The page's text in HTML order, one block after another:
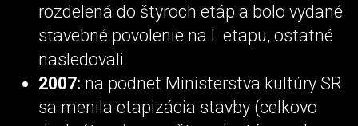
rozdelená do štyroch etáp a bolo vydané
stavebné povolenie na I. etapu, ostatné
nasledovali
2007: na podnet Ministerstva kultúry SR
sa menila etapizácia stavby (celkovo